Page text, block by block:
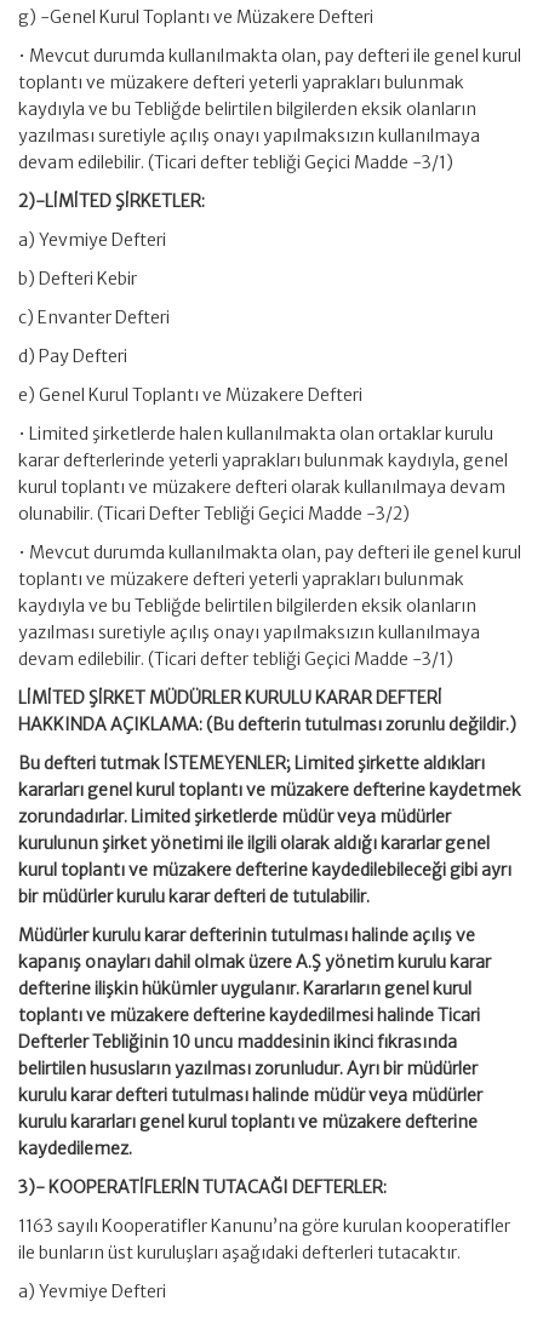
g) -Genel Kurul Toplantı ve Müzakere Defteri
• Mevcut durumda kullanılmakta olan, pay defteri ile genel kurul
toplantı ve müzakere defteri yeterli yaprakları bulunmak
kaydıyla ve bu Tebliğde belirtilen bilgilerden eksik olanların
yazılması suretiyle açılış onayı yapılmaksızın kullanılmaya
devam edilebilir. (Ticari defter tebliği Geçici Madde -3/1)
2)-LİMİTED ŞİRKETLER:
a) Yevmiye Defteri
b) Defteri Kebir
c) Envanter Defteri
d) Pay Defteri
e) Genel Kurul Toplantı ve Müzakere Defteri
• Limited şirketlerde halen kullanılmakta olan ortaklar kurulu
karar defterlerinde yeterli yaprakları bulunmak kaydıyla, genel
kurul toplantı ve müzakere defteri olarak kullanılmaya devam
olunabilir. (Ticari Defter Tebliği Geçici Madde -3/2)
• Mevcut durumda kullanılmakta olan, pay defteri ile genel kurul
toplantı ve müzakere defteri yeterli yaprakları bulunmak
kaydıyla ve bu Tebliğde belirtilen bilgilerden eksik olanların
yazılması suretiyle açılış onayı yapılmaksızın kullanılmaya
devam edilebilir. (Ticari defter tebliği Geçici Madde -3/1)
LİMİTED ŞİRKET MÜDÜRLER KURULU KARAR DEFTERİ
HAKKINDA AÇIKLAMA: (Bu defterin tutulması zorunlu değildir.)
Bu defteri tutmak İSTEMEYENLER; Limited şirkette aldıkları
kararları genel kurul toplantı ve müzakere defterine kaydetmek
zorundadırlar. Limited şirketlerde müdür veya müdürler
kurulunun şirket yönetimi ile ilgili olarak aldığı kararlar genel
kurul toplantı ve müzakere defterine kaydedilebileceği gibi ayrı
bir müdürler kurulu karar defteri de tutulabilir.
Müdürler kurulu karar defterinin tutulması halinde açılış ve
kapanış onayları dahil olmak üzere A.Ş yönetim kurulu karar
defterine ilişkin hükümler uygulanır. Kararların genel kurul
toplantı ve müzakere defterine kaydedilmesi halinde Ticari
Defterler Tebliğinin 10 uncu maddesinin ikinci fıkrasında
belirtilen hususların yazılması zorunludur. Ayrı bir müdürler
kurulu karar defteri tutulması halinde müdür veya müdürler
kurulu kararları genel kurul toplantı ve müzakere defterine
kaydedilemez.
3)- KOOPERATİFLERİN TUTACAĞI DEFTERLER:
1163 sayılı Kooperatifler Kanunu’na göre kurulan kooperatifler
ile bunların üst kuruluşları aşağıdaki defterleri tutacaktır.
a) Yevmiye Defteri